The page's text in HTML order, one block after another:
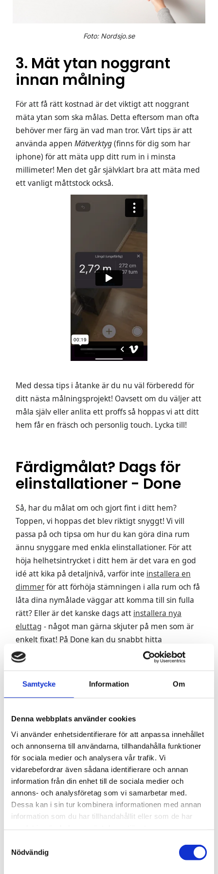
Samtycke Information Om
Denna webbplats använder cookies
Vi använder enhetsidentifierare för att anpassa innehållet
och annonserna till användarna, tillhandahålla funktioner
för sociala medier och analysera vår trafik. Vi
vidarebefordrar även sådana identifierare och annan
information från din enhet till de sociala medier och
annons- och analysföretag som vi samarbetar med.
Dessa kan i sin tur kombinera informationen med annan
information som du har tillhandahållit eller som de har
Nödvändig
Foto: Nordsjo.se
3. Mät ytan noggrant
innan målning
För att få rätt kostnad är det viktigt att noggrant
mäta ytan som ska målas. Detta eftersom man ofta
behöver mer färg än vad man tror. Vårt tips är att
använda appen Mätverktyg(finns för dig som har
iphone) för att mäta upp ditt rum in i minsta
millimeter! Men det går självklart bra att mäta med
ett vanligt måttstock också.
Med dessa tips i åtanke är du nu väl förberedd för
ditt nästa målningsprojekt! Oavsett om du väljer att
måla själv eller anlita ett proffs så hoppas vi att ditt
hem får en fräsch och personlig touch. Lycka till!
Färdigmålat? Dags för
elinstallationer - Done
Så, har du målat om och gjort fint i ditt hem?
Toppen, vi hoppas det blev riktigt snyggt! Vi vill
passa på och tipsa om hur du kan göra dina rum
ännu snyggare med enkla elinstallationer. För att
höja helhetsintrycket i ditt hem är det vara en god
idé att kika på detaljnivå, varför inte installera en
dimmerför att förhöja stämningen i alla rum och få
låta dina nymålade väggar att komma till sin fulla
rätt? Eller är det kanske dags att installera nya
eluttag - något man gärna skjuter på men som är
enkelt fixat! På Done kan du snabbt hitta
kvalificerade elektriker för alla dina elinstallationer.
Våra auktoriserade installatörer finns
Stockholm
Göteborg .. ja faktiskt i hela Sverige
! Ladda ner
Få offert
Om Done
Snabb och kostnadsfri offert från Dones kvalitetssäkrade
hantverkare. Tydlig och enkel kommunikation i vår app -
som hantverkstjänster borde vara!
1.Beskriv vad du behöver hjälp med här på hemsidan eller i